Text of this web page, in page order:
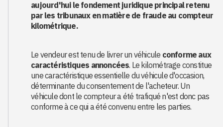
aujourd'hui le fondement juridique principal retenu
par les tribunaux en matière de fraude au compteur
kilométrique.
Le vendeur est tenu de livrer un véhicule conforme aux
caractéristiques annoncées. Le kilométrage constitue
une caractéristique essentielle du véhicule d'occasion,
déterminante du consentement de l'acheteur. Un
véhicule dont le compteur a été trafiqué n'est donc pas
conforme à ce qui a été convenu entre les parties.